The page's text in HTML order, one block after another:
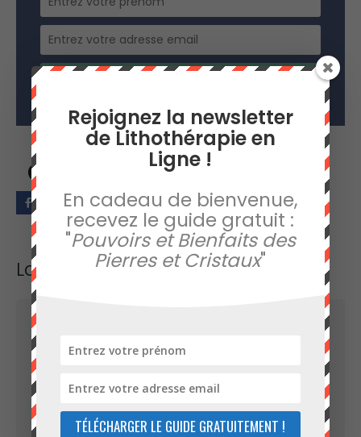
RECEVOIR LE GUIDE GRATUIT !
Partager sur
Laisser un commentaire
champs obligatoires sont indiqués avec
Commentaire*
Rejoignez la newsletter
de Lithothérapie en
Ligne !
En cadeau de bienvenue,
recevez le guide gratuit :
"Pouvoirs et Bienfaits des
Pierres et Cristaux"
TÉLÉCHARGER LE GUIDE GRATUITEMENT !